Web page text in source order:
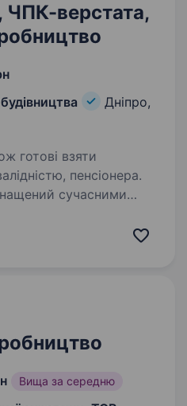
верстата,
Дніпро,
готові взяти
пенсіонера.
сучасними
розвиватися —
Вища за середню